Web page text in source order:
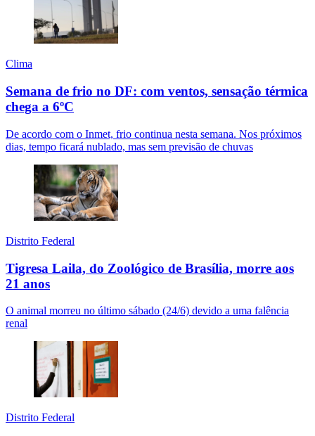
Clima
Semana de frio no DF: com ventos, sensação térmica
chega a 6ºC
De acordo com o Inmet, frio continua nesta semana. Nos próximos
dias, tempo ficará nublado, mas sem previsão de chuvas
Distrito Federal
Tigresa Laila, do Zoológico de Brasília, morre aos
21 anos
O animal morreu no último sábado (24/6) devido a uma falência
renal
Distrito Federal